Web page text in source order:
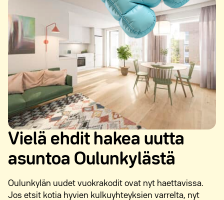
Vielä ehdit hakea uutta
asuntoa Oulunkylästä
Oulunkylän uudet vuokrakodit ovat nyt haettavissa.
Jos etsit kotia hyvien kulkuyhteyksien varrelta, nyt